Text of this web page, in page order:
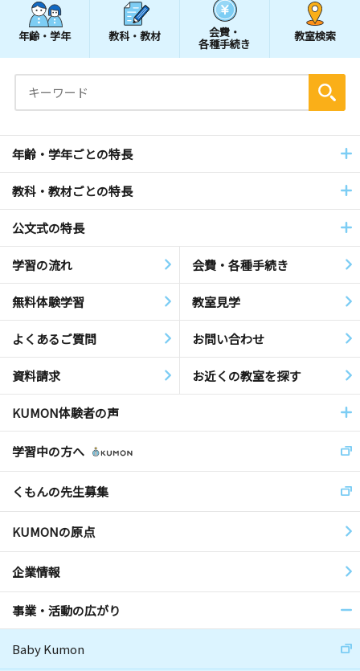
年齢・学年 教科・教材 会費・
各種手続き
教室検索
年齢・学年ごとの特長
教科・教材ごとの特長
公文式の特長
学習の流れ 会費・各種手続き
無料体験学習 教室見学
よくあるご質問 お問い合わせ
資料請求 お近くの教室を探す
KUMON体験者の声
学習中の方へ
くもんの先生募集
KUMONの原点
企業情報
事業・活動の広がり
Baby Kumon